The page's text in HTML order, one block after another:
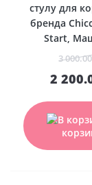
стулу для
бренда
Start,
3
2